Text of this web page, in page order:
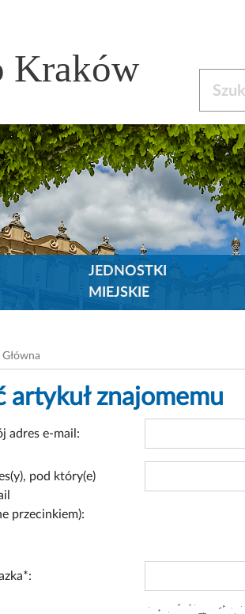
Kraków
JEDNOSTKI
MIEJSKIE
artykuł znajomemu
adres e-mail:
pod który(e)
przecinkiem):